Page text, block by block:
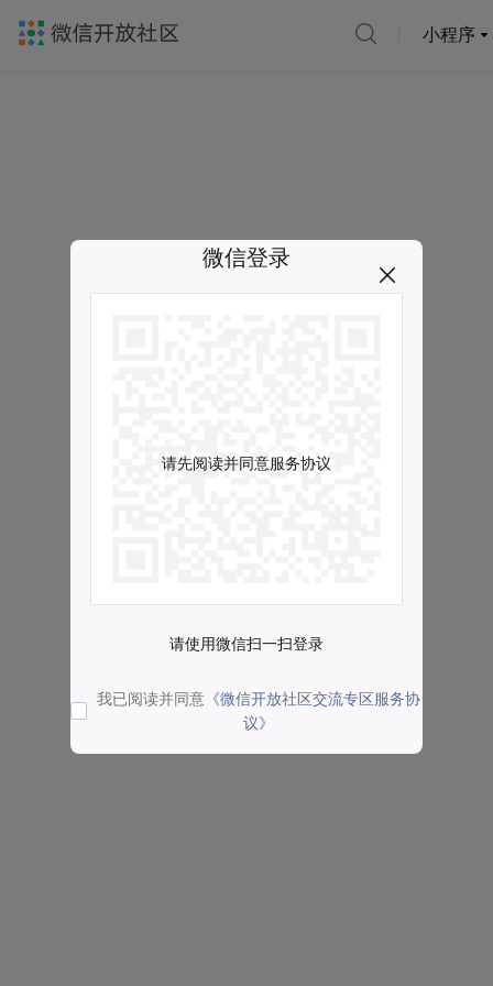
小程序
微信登录
请先阅读并同意服务协议
请使用微信扫一扫登录
我已阅读并同意 《微信开放社区交流专区服务协
议》